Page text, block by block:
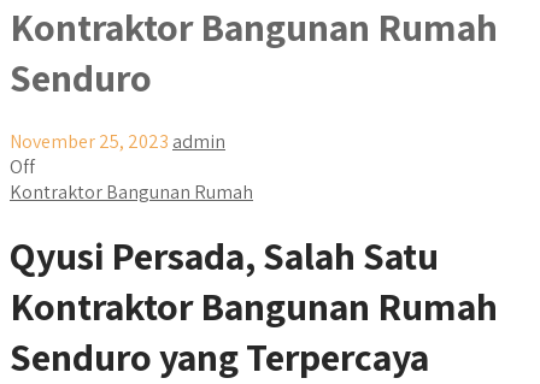
Kontraktor Bangunan Rumah
Senduro
November 25, 2023 admin
Off
Kontraktor Bangunan Rumah
Qyusi Persada, Salah Satu
Kontraktor Bangunan Rumah
Senduro yang Terpercaya